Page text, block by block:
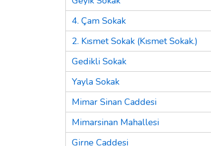
4. Çam Sokak
2. Kısmet Sokak (Kısmet Sokak.)
Gedikli Sokak
Yayla Sokak
Mimar Sinan Caddesi
Mimarsinan Mahallesi
Girne Caddesi